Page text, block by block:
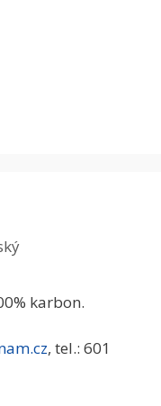
karbon.
, tel.: 601